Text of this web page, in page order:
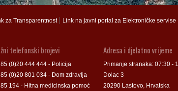
za Transparentnost| Link na javni portal za Elektroničke servise
Adresa i djelatno vrijeme
Primanje stranaka: 07:30 -
Dolac 3
20290 Lastovo, Hrvatska
telefonski brojevi
(0)20 444 444 - Policija
(0)20 801 034 - Dom zdravlja
194 - Hitna medicinska pomoć